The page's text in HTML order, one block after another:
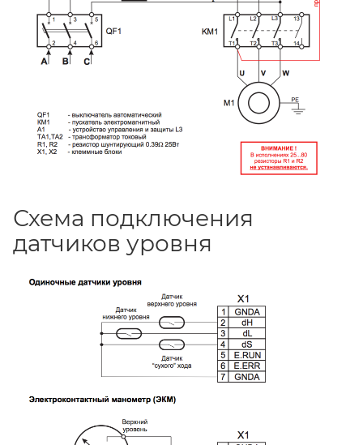
Схема подключения
датчиков уровня